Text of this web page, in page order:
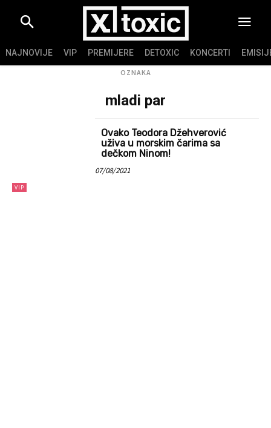
NAJNOVIJE VIP PREMIJERE DETOXIC KONCERTI
OZNAKA
mladi par
VIP
Ovako Teodora Džehverović
uživa u morskim čarima sa
dečkom Ninom!
07/08/2021